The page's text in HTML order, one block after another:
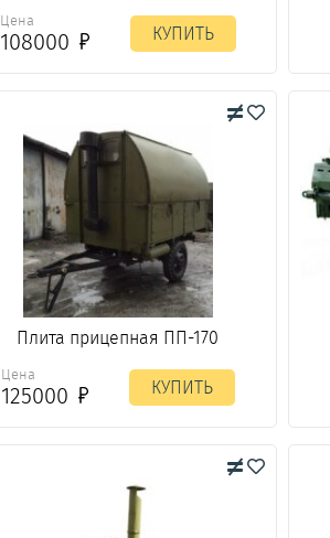
Цена
108000 КУПИТЬ
Плита прицепная ПП-170
Цена
125000 КУПИТЬ